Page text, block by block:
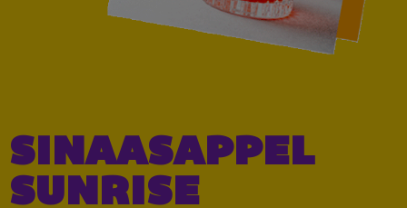
SINAASAPPEL
SUNRISE